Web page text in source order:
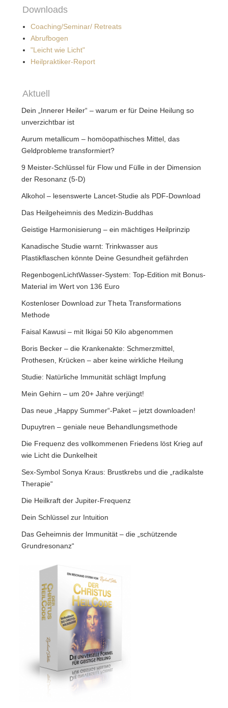
Downloads
Coaching/Seminar/ Retreats
Abrufbogen
"Leicht wie Licht"
Heilpraktiker-Report
Aktuell
Dein „Innerer Heiler“ – warum er für Deine Heilung so
unverzichtbar ist
Aurum metallicum – homöopathisches Mittel, das
Geldprobleme transformiert?
9 Meister-Schlüssel für Flow und Fülle in der Dimension
der Resonanz (5-D)
Alkohol – lesenswerte Lancet-Studie als PDF-Download
Das Heilgeheimnis des Medizin-Buddhas
Geistige Harmonisierung – ein mächtiges Heilprinzip
Kanadische Studie warnt: Trinkwasser aus
Plastikflaschen könnte Deine Gesundheit gefährden
RegenbogenLichtWasser-System: Top-Edition mit Bonus-
Material im Wert von 136 Euro
Kostenloser Download zur Theta Transformations
Methode
Faisal Kawusi – mit Ikigai 50 Kilo abgenommen
Boris Becker – die Krankenakte: Schmerzmittel,
Prothesen, Krücken – aber keine wirkliche Heilung
Studie: Natürliche Immunität schlägt Impfung
Mein Gehirn – um 20+ Jahre verjüngt!
Das neue „Happy Summer“-Paket – jetzt downloaden!
Dupuytren – geniale neue Behandlungsmethode
Die Frequenz des vollkommenen Friedens löst Krieg auf
wie Licht die Dunkelheit
Sex-Symbol Sonya Kraus: Brustkrebs und die „radikalste
Therapie“
Die Heilkraft der Jupiter-Frequenz
Dein Schlüssel zur Intuition
Das Geheimnis der Immunität – die „schützende
Grundresonanz“